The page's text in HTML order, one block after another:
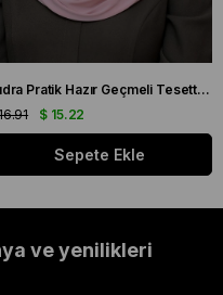
Pudra Pratik Hazır Geçmeli Tesettür Eşarp Sandy Kumaş Kendinden Boneli 1290_06
$ 15.22
Sepete Ekle
ve yenilikleri